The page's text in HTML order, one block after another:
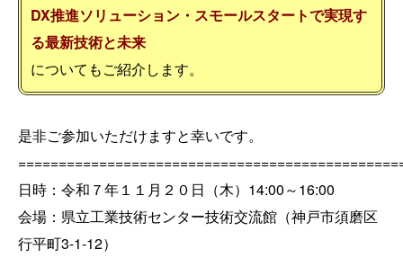
DX推進ソリューション・スモールスタートで実現す
る最新技術と未来
についてもご紹介します。
是非ご参加いただけますと幸いです。
日時： 令和７年１１月２０日 （木）14:00～16:00
会場：県立工業技術センター技術交流館（神戸市須磨区
行平町3-1-12）